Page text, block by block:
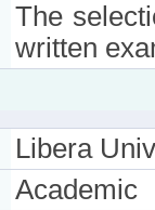
The
written
Libera
Academic